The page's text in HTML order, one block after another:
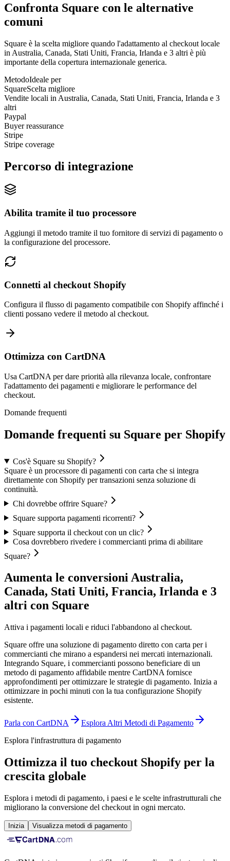
Confronta Square con le alternative
comuni
Square è la scelta migliore quando l'adattamento al checkout locale
in Australia, Canada, Stati Uniti, Francia, Irlanda e 3 altri è più
importante della copertura internazionale generica.
MetodoIdeale per
SquareScelta migliore
Vendite locali in Australia, Canada, Stati Uniti, Francia, Irlanda e 3
altri
Paypal
Buyer reassurance
Stripe
Stripe coverage
Percorso di integrazione
Abilita tramite il tuo processore
Aggiungi il metodo tramite il tuo fornitore di servizi di pagamento o
la configurazione del processore.
Connetti al checkout Shopify
Configura il flusso di pagamento compatibile con Shopify affinché i
clienti possano vedere il metodo al checkout.
Ottimizza con CartDNA
Usa CartDNA per dare priorità alla rilevanza locale, confrontare
l'adattamento dei pagamenti e migliorare le performance del
checkout.
Domande frequenti
Domande frequenti su Square per Shopify
Cos'è Square su Shopify?
Square è un processore di pagamenti con carta che si integra
direttamente con Shopify per transazioni senza soluzione di
continuità.
Chi dovrebbe offrire Square?
Square supporta pagamenti ricorrenti?
Square supporta il checkout con un clic?
Cosa dovrebbero rivedere i commercianti prima di abilitare
Square?
Aumenta le conversioni Australia,
Canada, Stati Uniti, Francia, Irlanda e 3
altri con Square
Attiva i pagamenti locali e riduci l'abbandono al checkout.
Square offre una soluzione di pagamento diretto con carta per i
commercianti che mirano a espandersi nei mercati internazionali.
Integrando Square, i commercianti possono beneficiare di un
metodo di pagamento affidabile mentre CartDNA fornisce
approfondimenti per ottimizzare le strategie di pagamento. Inizia a
ottimizzare in pochi minuti con la tua configurazione Shopify
esistente.
Parla con CartDNA
Esplora Altri Metodi di Pagamento
Esplora l'infrastruttura di pagamento
Ottimizza il tuo checkout Shopify per la
crescita globale
Esplora i metodi di pagamento, i paesi e le scelte infrastrutturali che
migliorano la conversione del checkout in ogni mercato.
Inizia Visualizza metodi di pagamento